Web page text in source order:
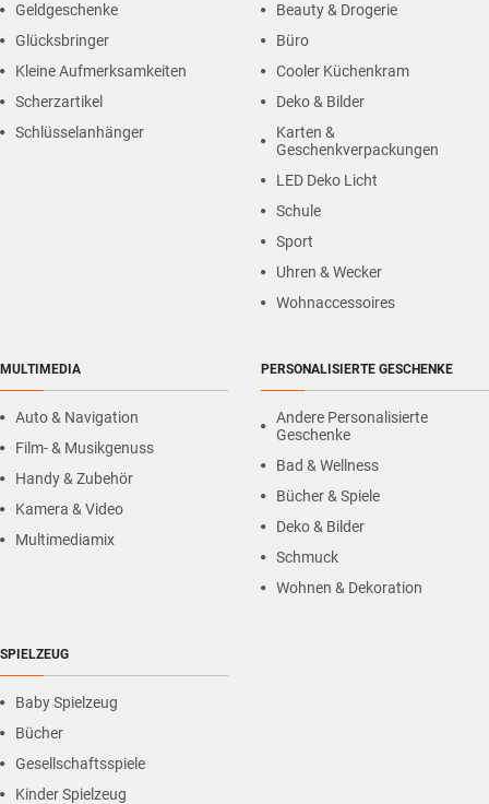
Geldgeschenke
Glücksbringer
Kleine Aufmerksamkeiten
Scherzartikel
Schlüsselanhänger
Beauty & Drogerie
Büro
Cooler Küchenkram
Deko & Bilder
Karten &
Geschenkverpackungen
LED Deko Licht
Schule
Sport
Uhren & Wecker
Wohnaccessoires
MULTIMEDIA
Auto & Navigation
Film- & Musikgenuss
Handy & Zubehör
Kamera & Video
Multimediamix
PERSONALISIERTE GESCHENKE
Andere Personalisierte
Geschenke
Bad & Wellness
Bücher & Spiele
Deko & Bilder
Schmuck
Wohnen & Dekoration
SPIELZEUG
Baby Spielzeug
Bücher
Gesellschaftsspiele
Kinder Spielzeug